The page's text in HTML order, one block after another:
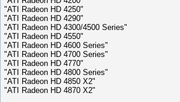
"ATI Radeon HD 4250"
"ATI Radeon HD 4290"
"ATI Radeon HD 4300/4500 Series"
"ATI Radeon HD 4550"
"ATI Radeon HD 4600 Series"
"ATI Radeon HD 4700 Series"
"ATI Radeon HD 4770"
"ATI Radeon HD 4800 Series"
"ATI Radeon HD 4850 X2"
"ATI Radeon HD 4870 X2"